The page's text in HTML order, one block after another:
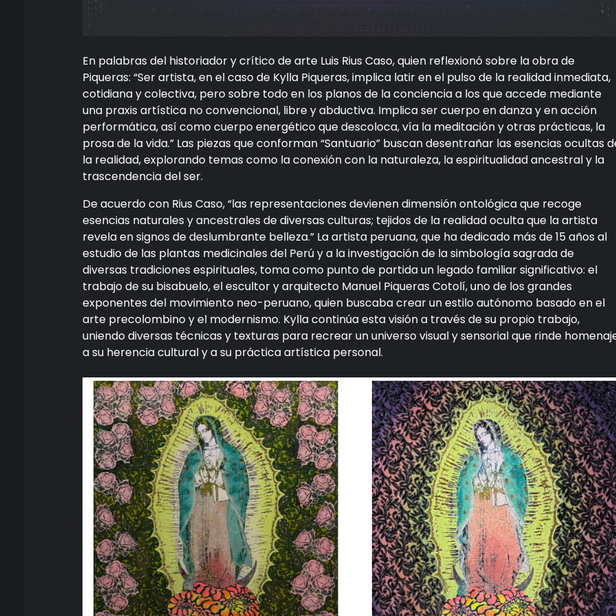
En palabras del historiador y crítico de arte Luis Rius Caso, quien reflexionó sobre la obra de
Piqueras: “Ser artista, en el caso de Kylla Piqueras, implica latir en el pulso de la realidad inmediata,
cotidiana y colectiva, pero sobre todo en los planos de la conciencia a los que accede mediante
una praxis artística no convencional, libre y abductiva. Implica ser cuerpo en danza y en acción
performática, así como cuerpo energético que descoloca, vía la meditación y otras prácticas, la
prosa de la vida.” Las piezas que conforman “Santuario” buscan desentrañar las esencias ocultas
la realidad, explorando temas como la conexión con la naturaleza, la espiritualidad ancestral y la
trascendencia del ser.
De acuerdo con Rius Caso, “las representaciones devienen dimensión ontológica que recoge
esencias naturales y ancestrales de diversas culturas; tejidos de la realidad oculta que la artista
revela en signos de deslumbrante belleza.” La artista peruana, que ha dedicado más de 15 años al
estudio de las plantas medicinales del Perú y a la investigación de la simbología sagrada de
diversas tradiciones espirituales, toma como punto de partida un legado familiar significativo: el
trabajo de su bisabuelo, el escultor y arquitecto Manuel Piqueras Cotolí, uno de los grandes
exponentes del movimiento neo-peruano, quien buscaba crear un estilo autónomo basado en el
arte precolombino y el modernismo. Kylla continúa esta visión a través de su propio trabajo,
uniendo diversas técnicas y texturas para recrear un universo visual y sensorial que rinde
a su herencia cultural y a su práctica artística personal.